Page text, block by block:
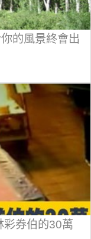
的風景終會出
彩券伯的30萬